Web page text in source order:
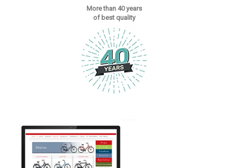
More than 40 years
of best quality